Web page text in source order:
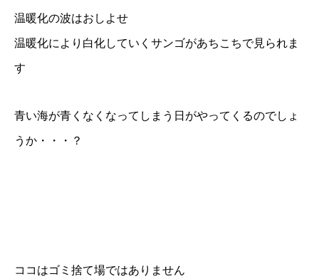
温暖化の波はおしよせ
温暖化により白化していくサンゴがあちこちで見られま
す
青い海が青くなくなってしまう日がやってくるのでしょ
うか・・・？
ココはゴミ捨て場ではありません